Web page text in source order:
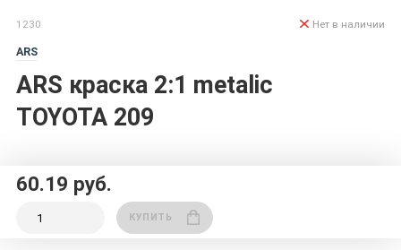
1230
ARS
ARS краска 2:1 metalic
TOYOTA 209
Нет в наличии
60.19 руб.
КУПИТЬ